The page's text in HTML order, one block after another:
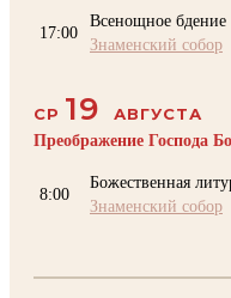
17:00
Всенощное бдение
Знаменский собор
СР 19
АВГУСТА
Преображение Господа
8:00
Божественная
Знаменский собор